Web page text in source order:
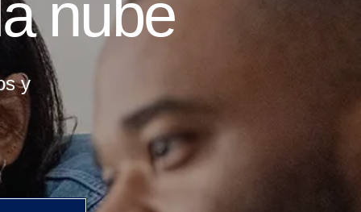
nube
y